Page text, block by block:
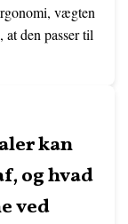
vægten
den passer til
kan
og hvad
ved